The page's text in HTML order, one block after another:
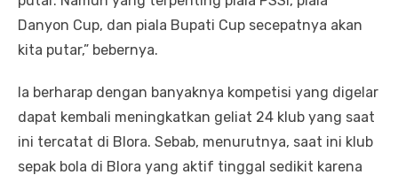
Danyon Cup, dan piala Bupati Cup secepatnya akan
kita putar,” bebernya.
Ia berharap dengan banyaknya kompetisi yang digelar
dapat kembali meningkatkan geliat 24 klub yang saat
ini tercatat di Blora. Sebab, menurutnya, saat ini klub
sepak bola di Blora yang aktif tinggal sedikit karena